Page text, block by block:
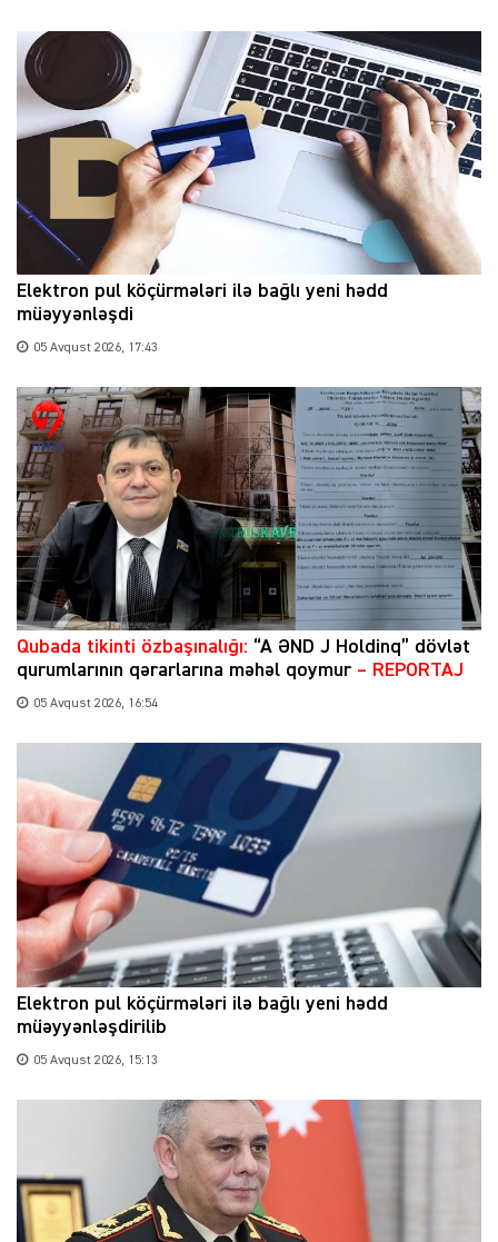
Elektron pul köçürmələri ilə bağlı yeni hədd
müəyyənləşdi
05 Avqust 2026, 17:43
Qubada tikinti özbaşınalığı: “A ƏND J Holdinq” dövlət
qurumlarının qərarlarına məhəl qoymur – REPORTAJ
05 Avqust 2026, 16:54
Elektron pul köçürmələri ilə bağlı yeni hədd
müəyyənləşdirilib
05 Avqust 2026, 15:13